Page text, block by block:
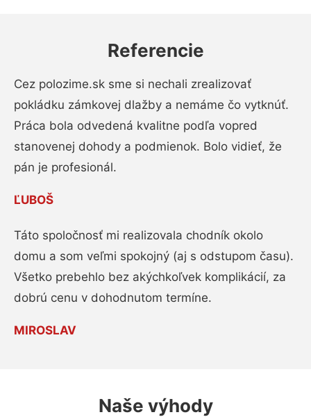
Referencie
Cez polozime.sk sme si nechali zrealizovať
pokládku zámkovej dlažby a nemáme čo vytknúť.
Práca bola odvedená kvalitne podľa vopred
stanovenej dohody a podmienok. Bolo vidieť, že
pán je profesionál.
ĽUBOŠ
Táto spoločnosť mi realizovala chodník okolo
domu a som veľmi spokojný (aj s odstupom času).
Všetko prebehlo bez akýchkoľvek komplikácií, za
dobrú cenu v dohodnutom termíne.
MIROSLAV
Naše výhody